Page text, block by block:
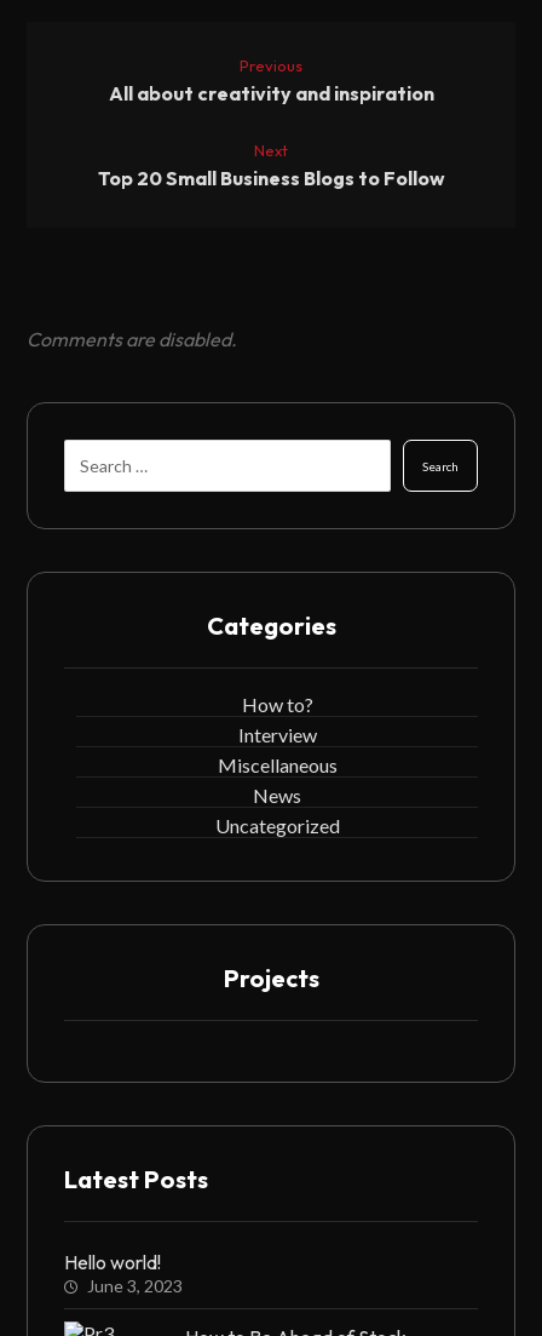
Previous
All about creativity and inspiration
Next
Top 20 Small Business Blogs to Follow
Comments are disabled.
Search
Categories
How to?
Interview
Miscellaneous
News
Uncategorized
Projects
Latest Posts
Hello world!
June 3, 2023